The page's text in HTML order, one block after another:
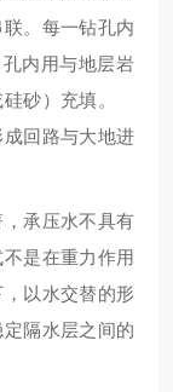
。每一钻孔内
内用与地层岩
硅砂）充填。
回路与大地进
承压水不具有
是在重力作用
以水交替的形
隔水层之间的